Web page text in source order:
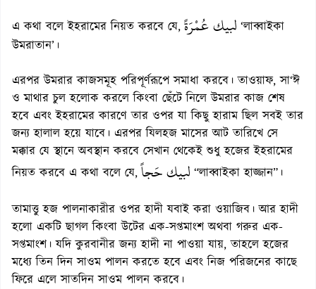
এ কথা বলে ইহরামের নিয়ত করবে যে, لبيك عُمْرَةً ‘লাব্বাইকা
উমরাতান’।
এরপর উমরার কাজসমূহ পরিপূর্ণরূপে সমাধা করবে। তাওয়াফ, সা‘ঈ
ও মাথার চুল হলোক করলে কিংবা ছেঁটে নিলে উমরার কাজ শেষ
হবে এবং ইহরামের কারণে তার ওপর যা কিছু হারাম ছিল সবই তার
জন্য হালাল হয়ে যাবে। এরপর যিলহজ মাসের আট তারিখে সে
মক্কার যে স্থানে অবস্থান করবে সেখান থেকেই শুধু হজের ইহরামের
নিয়ত করবে এ কথা বলে যে,لبيك حَجاً “লাব্বাইকা হাজ্জান”।
তামাত্তু হজ পালনাকারীর ওপর হাদী যবাই করা ওয়াজিব। আর হাদী
হলো একটি ছাগল কিংবা উটের এক-সপ্তমাংশ অথবা গরুর এক-
সপ্তমাংশ। যদি কুরবানীর জন্য হাদী না পাওয়া যায়, তাহলে হজের
মধ্যে তিন দিন সাওম পালন করতে হবে এবং নিজ পরিজনের কাছে
ফিরে এলে সাতদিন সাওম পালন করবে।